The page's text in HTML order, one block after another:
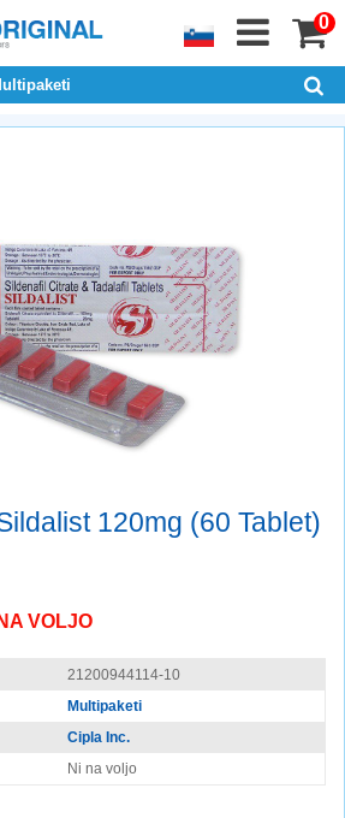
0
120mg (60 Tablet)
VOLJO
21200944114-10
Multipaketi
Cipla Inc.
Ni na voljo